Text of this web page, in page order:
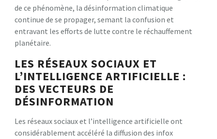
de ce phénomène, la désinformation climatique
continue de se propager, semant la confusion et
entravant les efforts de lutte contre le réchauffement
planétaire.
LES RÉSEAUX SOCIAUX ET
L’INTELLIGENCE ARTIFICIELLE :
DES VECTEURS DE
DÉSINFORMATION
Les réseaux sociaux et l’intelligence artificielle ont
considérablement accéléré la diffusion des infox